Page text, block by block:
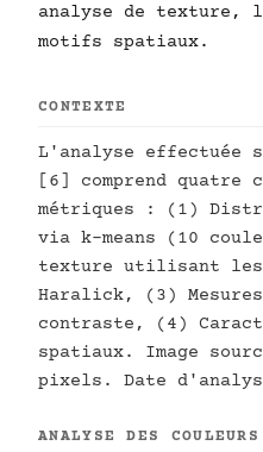
analyse de texture,
motifs spatiaux.
CONTEXTE
L'analyse effectuée
[6] comprend quatre
métriques : (1)
via k-means (10
texture utilisant les
Haralick, (3)
contraste, (4)
spatiaux. Image
pixels. Date
ANALYSE DES COULEURS